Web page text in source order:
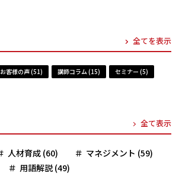
お客様の声 (51) 講師コラム (15) セミナー (5)
全てを表示
人材育成 (60)
マネジメント (59)
用語解説 (49)
全て表示